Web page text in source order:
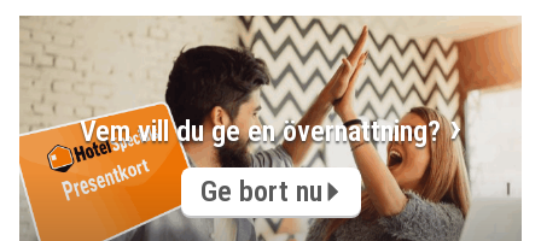
Vem vill du ge en övernattning?
Ge bort nu